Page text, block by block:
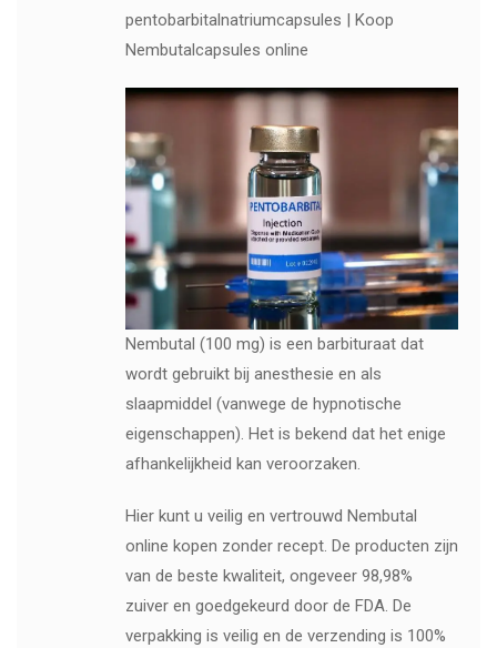
pentobarbitalnatriumcapsules | Koop
Nembutalcapsules online
Nembutal (100 mg) is een barbituraat dat
wordt gebruikt bij anesthesie en als
slaapmiddel (vanwege de hypnotische
eigenschappen). Het is bekend dat het enige
afhankelijkheid kan veroorzaken.
Hier kunt u veilig en vertrouwd Nembutal
online kopen zonder recept. De producten zijn
van de beste kwaliteit, ongeveer 98,98%
zuiver en goedgekeurd door de FDA. De
verpakking is veilig en de verzending is 100%